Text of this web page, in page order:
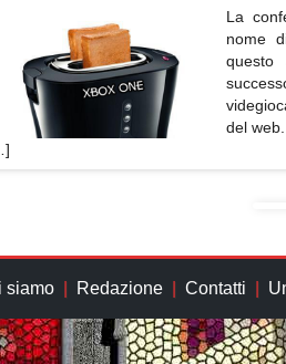
La
nome
questo
del
siamo Redazione Contatti